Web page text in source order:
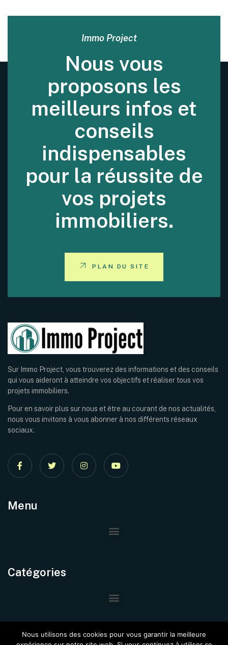
Immo Project
Nous vous
proposons les
meilleurs infos et
conseils
indispensables
pour la réussite de
vos projets
immobiliers.
PLAN DU SITE
Sur Immo Project, vous trouverez des informations et des conseils
qui vous aideront à atteindre vos objectifs et réaliser tous vos
projets immobiliers.
Pour en savoir plus sur nous et être au courant de nos actualités,
nous vous invitons à vous abonner à nos différents réseaux
sociaux.
Menu
Catégories
Nous utilisons des cookies pour vous garantir la meilleure